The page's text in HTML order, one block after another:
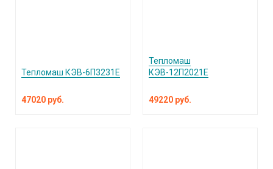
Тепломаш КЭВ-6П3231Е
47020 руб.
Тепломаш
КЭВ-12П2021Е
49220 руб.